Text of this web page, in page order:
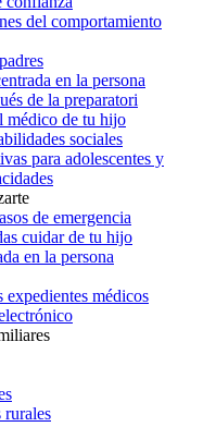
del comportamiento
en la persona
de la preparatori
médico de tu hijo
sociales
para adolescentes y
de emergencia
cuidar de tu hijo
en la persona
médicos
rurales